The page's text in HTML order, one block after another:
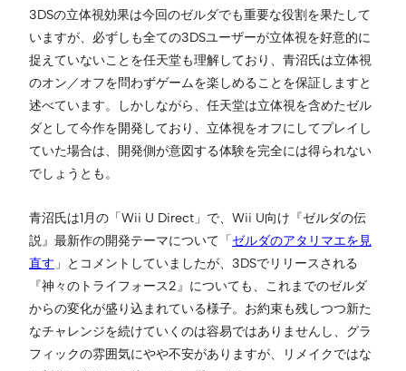
3DSの立体視効果は今回のゼルダでも重要な役割を果たして
いますが、必ずしも全ての3DSユーザーが立体視を好意的に
捉えていないことを任天堂も理解しており、青沼氏は立体視
のオン／オフを問わずゲームを楽しめることを保証しますと
述べています。しかしながら、任天堂は立体視を含めたゼル
ダとして今作を開発しており、立体視をオフにしてプレイし
ていた場合は、開発側が意図する体験を完全には得られない
でしょうとも。
青沼氏は1月の「Wii U Direct」で、Wii U向け『ゼルダの伝
説』最新作の開発テーマについて「ゼルダのアタリマエを見
直す 」とコメントしていましたが、3DSでリリースされる
『神々のトライフォース2』についても、これまでのゼルダ
からの変化が盛り込まれている様子。お約束も残しつつ新た
なチャレンジを続けていくのは容易ではありませんし、グラ
フィックの雰囲気にやや不安がありますが、リメイクではな